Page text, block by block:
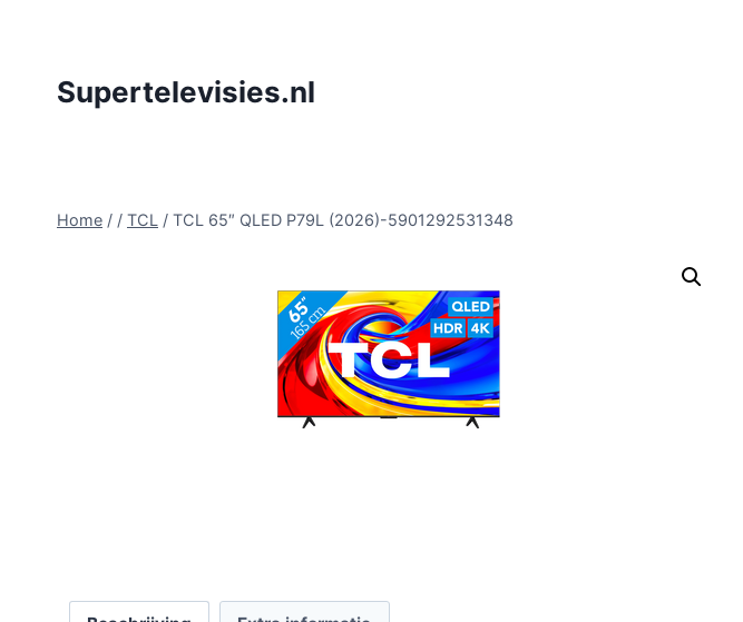
Supertelevisies.nl
Home / / TCL / TCL 65″ QLED P79L (2026)-5901292531348